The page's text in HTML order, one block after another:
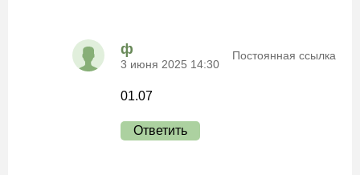
ф
3 июня 2025 14:30
Постоянная ссылка
01.07
Ответить